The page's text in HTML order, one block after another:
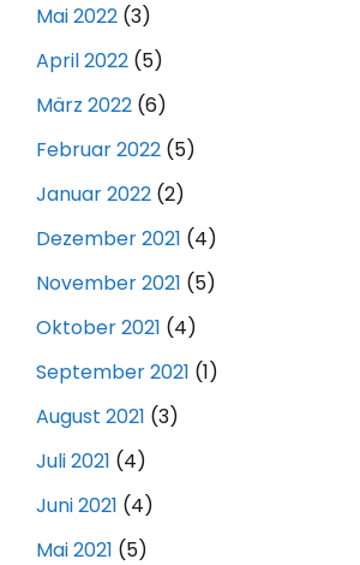
Mai 2022 (3)
April 2022 (5)
März 2022 (6)
Februar 2022 (5)
Januar 2022 (2)
Dezember 2021 (4)
November 2021 (5)
Oktober 2021 (4)
September 2021 (1)
August 2021 (3)
Juli 2021 (4)
Juni 2021 (4)
Mai 2021 (5)